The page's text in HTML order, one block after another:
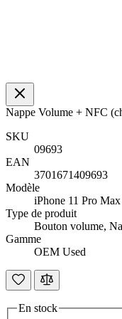
Nappe Volume + NFC
SKU
09693
EAN
3701671409693
Modèle
iPhone 11 Pro Max
Type de produit
Bouton volume,
Gamme
OEM Used
En stock